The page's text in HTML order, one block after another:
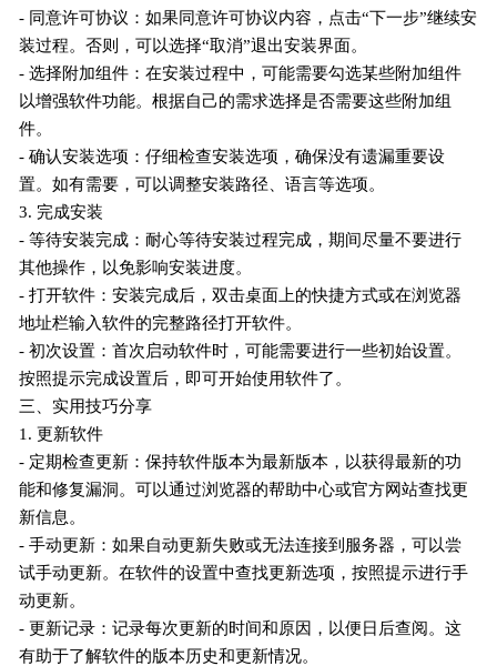
- 同意许可协议：如果同意许可协议内容，点击“下一步”继续安
装过程。否则，可以选择“取消”退出安装界面。
- 选择附加组件：在安装过程中，可能需要勾选某些附加组件
以增强软件功能。根据自己的需求选择是否需要这些附加组
件。
- 确认安装选项：仔细检查安装选项，确保没有遗漏重要设
置。如有需要，可以调整安装路径、语言等选项。
3. 完成安装
- 等待安装完成：耐心等待安装过程完成，期间尽量不要进行
其他操作，以免影响安装进度。
- 打开软件：安装完成后，双击桌面上的快捷方式或在浏览器
地址栏输入软件的完整路径打开软件。
- 初次设置：首次启动软件时，可能需要进行一些初始设置。
按照提示完成设置后，即可开始使用软件了。
三、实用技巧分享
1. 更新软件
- 定期检查更新：保持软件版本为最新版本，以获得最新的功
能和修复漏洞。可以通过浏览器的帮助中心或官方网站查找更
新信息。
- 手动更新：如果自动更新失败或无法连接到服务器，可以尝
试手动更新。在软件的设置中查找更新选项，按照提示进行手
动更新。
- 更新记录：记录每次更新的时间和原因，以便日后查阅。这
有助于了解软件的版本历史和更新情况。